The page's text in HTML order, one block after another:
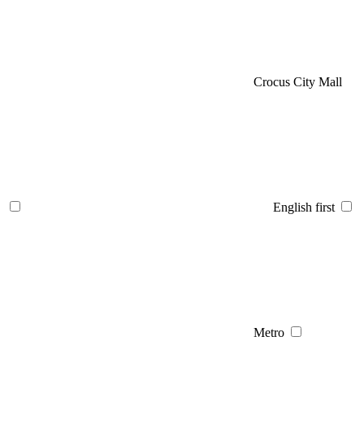
Crocus City Mall
English first
Metro